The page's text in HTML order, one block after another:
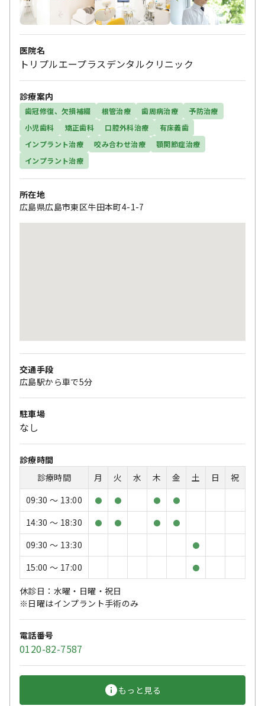
医院名
トリプルエープラスデンタルクリニック
診療案内
歯冠修復、欠損補綴 根管治療 歯周病治療
予防治療
小児歯科
矯正歯科 口腔外科治療
有床義歯
インプラント治療
咬み合わせ治療
顎関節症治療
インプラント治療
所在地
広島県広島市東区牛田本町4-1-7
交通手段
広島駅から車で5分
駐車場
なし
診療時間
診療時間
月 火 水 木 金 土 日
祝
09:30 〜 13:00
● ● ● ●
14:30 〜 18:30 ● ● ● ●
09:30 〜 13:30 ●
15:00 〜 17:00 ●
休診日：水曜・日曜・祝日
※日曜はインプラント手術のみ
電話番号
0120-82-7587
もっと見る